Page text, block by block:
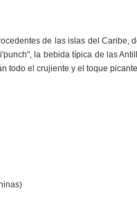
de las islas del Caribe,
la bebida típica de las
todo el crujiente y el toque